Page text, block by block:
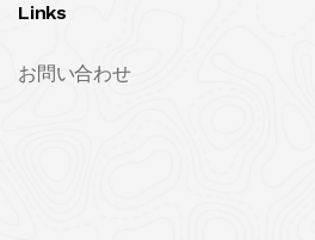
Links
お問い合わせ